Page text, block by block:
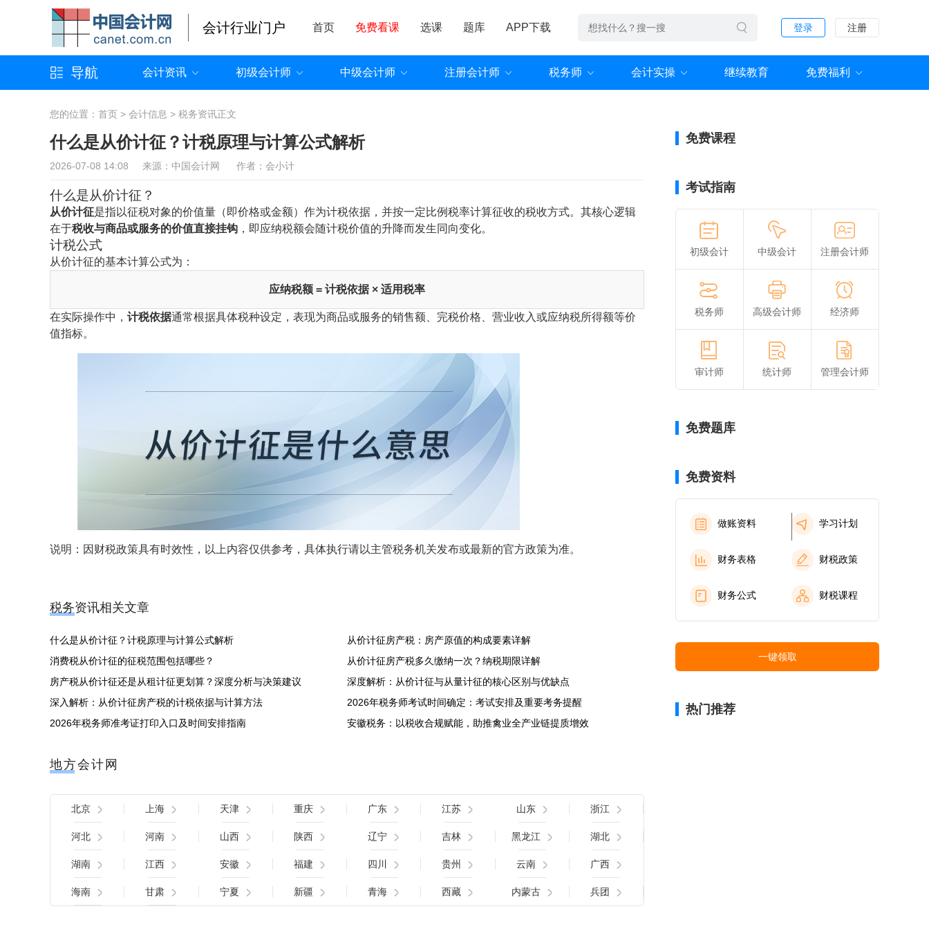
会计行业门户 首页 免费看课 选课 题库 APP下载 登录 注册
导航 会计资讯 初级会计师 中级会计师 注册会计师 税务师 会计实操 继续教育 免费福利
您的位置： 首页 > 会计信息 > 税务资讯正文
什么是从价计征？计税原理与计算公式解析
2026-07-08 14:08 来源：中国会计网 作者：会小计
什么是从价计征？
从价计征是指以征税对象的价值量（即价格或金额）作为计税依据，并按一定比例税率计算征收的税收方式。其核心逻辑
在于税收与商品或服务的价值直接挂钩 ，即应纳税额会随计税价值的升降而发生同向变化。
计税公式
从价计征的基本计算公式为：
应纳税额 = 计税依据 × 适用税率
在实际操作中， 计税依据通常根据具体税种设定，表现为商品或服务的销售额、完税价格、营业收入或应纳税所得额等价
值指标。
说明：因财税政策具有时效性，以上内容仅供参考，具体执行请以主管税务机关发布或最新的官方政策为准。
税务资讯相关文章
什么是从价计征？计税原理与计算公式解析
从价计征房产税：房产原值的构成要素详解
消费税从价计征的征税范围包括哪些？
从价计征房产税多久缴纳一次？纳税期限详解
房产税从价计征还是从租计征更划算？深度分析与决策建议
深度解析：从价计征与从量计征的核心区别与优缺点
深入解析：从价计征房产税的计税依据与计算方法
2026年税务师考试时间确定：考试安排及重要考务提醒
2026年税务师准考证打印入口及时间安排指南
安徽税务：以税收合规赋能，助推禽业全产业链提质增效
地方会计网
北京 上海 天津 重庆 广东 江苏 山东 浙江
河北 河南 山西 陕西 辽宁 吉林 黑龙江 湖北
湖南 江西 安徽 福建 四川 贵州 云南 广西
海南 甘肃 宁夏 新疆 青海 西藏 内蒙古 兵团
免费课程
考试指南
初级会计 中级会计 注册会计师
税务师 高级会计师 经济师
审计师 统计师 管理会计师
免费题库
免费资料
做账资料 学习计划
财务表格 财税政策
财务公式 财税课程
一键领取
热门推荐